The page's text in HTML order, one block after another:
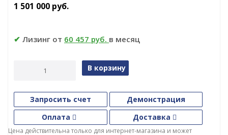
1 501 000 руб.
✔ Лизинг от 60 457 руб. в месяц
В корзину
Запросить счет
Демонстрация
Оплата
Доставка
Цена действительна только для интернет-магазина и может